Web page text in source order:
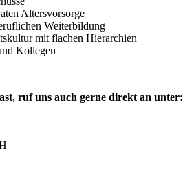
Altersvorsorge
Weiterbildung
mit flachen Hierarchien
Kollegen
ruf uns auch gerne direkt an unter: